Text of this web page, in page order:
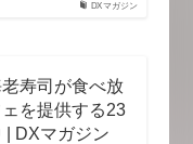
DXマガジン
寿司が食べ放
を提供する23
| DXマガジン